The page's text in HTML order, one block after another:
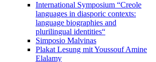
International Symposium “Creole
languages in diasporic contexts:
language biographies and
plurilingual identities“
Simposio Malvinas
Plakat Lesung mit Youssouf Amine
Elalamy